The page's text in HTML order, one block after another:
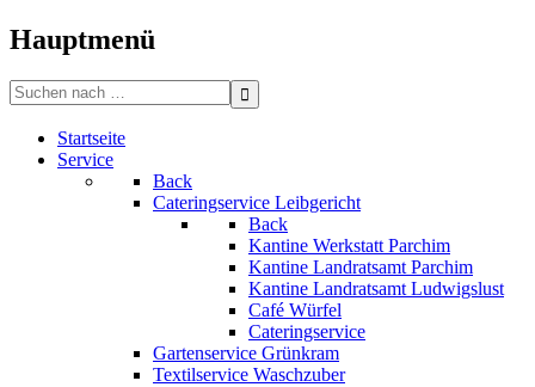
beachten
Sie:
Website
Barrierefreiheitssystem.
Hauptmenü
Search
for:
Startseite
Service
Back
Cateringservice Leibgericht
Back
Kantine Werkstatt Parchim
Kantine Landratsamt Parchim
Kantine Landratsamt Ludwigslust
Café Würfel
Cateringservice
Gartenservice Grünkram
Textilservice Waschzuber